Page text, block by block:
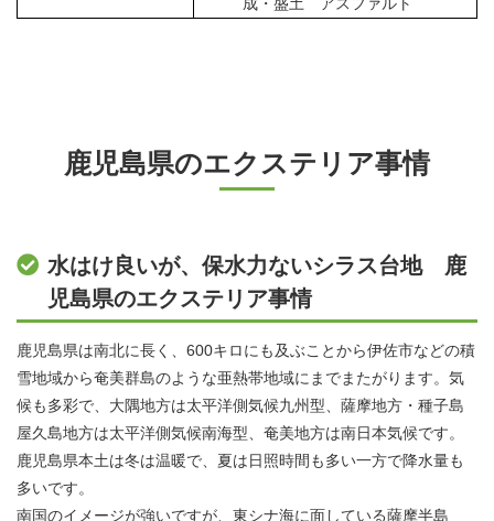
成・盛土 アスファルト
鹿児島県のエクステリア事情
水はけ良いが、保水力ないシラス台地 鹿
児島県のエクステリア事情
鹿児島県は南北に長く、600キロにも及ぶことから伊佐市などの積
雪地域から奄美群島のような亜熱帯地域にまでまたがります。気
候も多彩で、大隅地方は太平洋側気候九州型、薩摩地方・種子島
屋久島地方は太平洋側気候南海型、奄美地方は南日本気候です。
鹿児島県本土は冬は温暖で、夏は日照時間も多い一方で降水量も
多いです。
南国のイメージが強いですが、東シナ海に面している薩摩半島